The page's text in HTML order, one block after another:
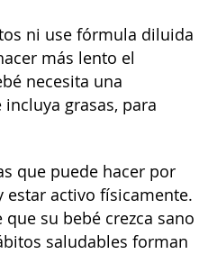
ni use fórmula diluida
más lento el
necesita una
grasas, para
que puede hacer por
estar activo físicamente.
su bebé crezca sano
saludables forman